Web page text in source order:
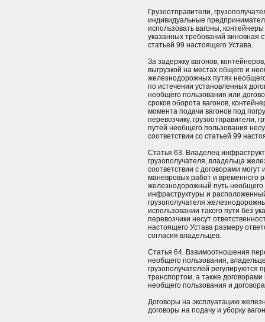
Грузоотправители,
индивидуальные
использовать вагоны,
указанных требований виновная
статьей 99 настоящего Устава.
За задержку вагонов,
выгрузкой на местах общего и
железнодорожных путях
по истечении установленных
необщего пользования или
сроков оборота вагонов,
момента подачи вагонов под
перевозчику, грузоотправители,
путей необщего пользования
соответствии со статьей 99
Статья 63. Владелец
грузополучателя, владельца
соответствии с договорами
маневровых работ и временного
железнодорожный путь
инфраструктуры и
грузополучателя
использовании такого пути без
перевозчики несут
настоящего Устава размеру
согласия владельцев.
Статья 64. Взаимоотношения
необщего пользования,
грузополучателей регулируются
транспортом, а также
необщего пользования и
Договоры на эксплуатацию
договоры на подачу и уборку